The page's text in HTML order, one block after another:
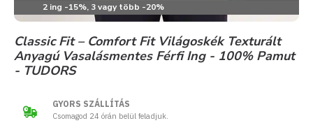
2 ing -15%, 3 vagy több -20%
Classic Fit – Comfort Fit Világoskék Texturált
Anyagú Vasalásmentes Férfi Ing - 100% Pamut
- TUDORS
GYORS SZÁLLÍTÁS
Csomagod 24 órán belül feladjuk.